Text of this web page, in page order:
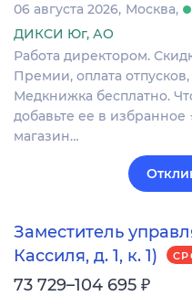
06 августа 2026 Москва
ДИКСИ Юг, АО
Работа директором.
Премии, оплата
Медкнижка бесплатно.
добавьте ее в избранное
магазин…
Заместитель
Кассиля, д. 1, к. 1)
73 729–104 695 ₽